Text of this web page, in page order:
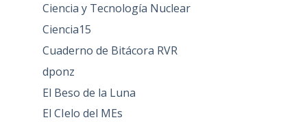
Ciencia y Tecnología Nuclear
Ciencia15
Cuaderno de Bitácora RVR
dponz
El Beso de la Luna
El CIelo del MEs